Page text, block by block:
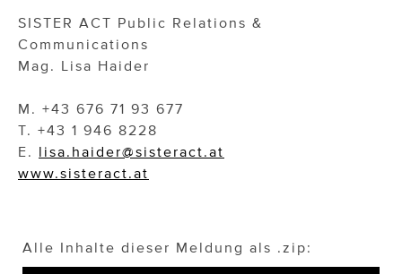
SISTER ACT Public Relations &
Communications
Mag. Lisa Haider
M. +43 676 71 93 677
T. +43 1 946 8228
E. lisa.haider@sisteract.at
www.sisteract.at
Alle Inhalte dieser Meldung als .zip: